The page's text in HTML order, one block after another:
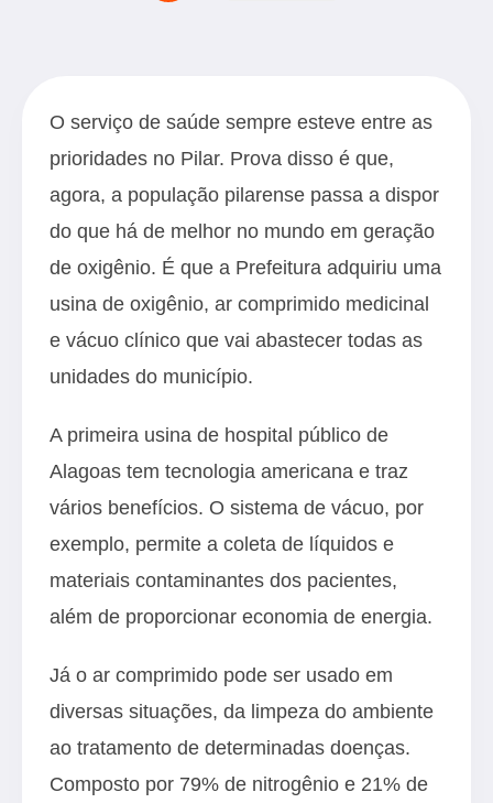
O serviço de saúde sempre esteve entre as
prioridades no Pilar. Prova disso é que,
agora, a população pilarense passa a dispor
do que há de melhor no mundo em geração
de oxigênio. É que a Prefeitura adquiriu uma
usina de oxigênio, ar comprimido medicinal
e vácuo clínico que vai abastecer todas as
unidades do município.
A primeira usina de hospital público de
Alagoas tem tecnologia americana e traz
vários benefícios. O sistema de vácuo, por
exemplo, permite a coleta de líquidos e
materiais contaminantes dos pacientes,
além de proporcionar economia de energia.
Já o ar comprimido pode ser usado em
diversas situações, da limpeza do ambiente
ao tratamento de determinadas doenças.
Composto por 79% de nitrogênio e 21% de